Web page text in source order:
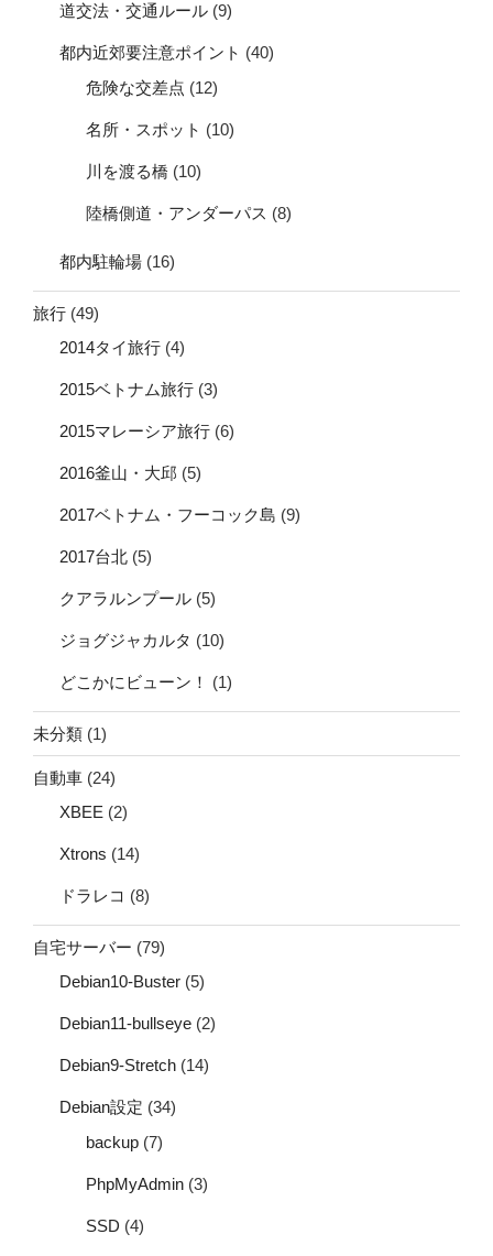
道交法・交通ルール (9)
都内近郊要注意ポイント (40)
危険な交差点 (12)
名所・スポット (10)
川を渡る橋 (10)
陸橋側道・アンダーパス (8)
都内駐輪場 (16)
旅行 (49)
2014タイ旅行 (4)
2015ベトナム旅行 (3)
2015マレーシア旅行 (6)
2016釜山・大邱 (5)
2017ベトナム・フーコック島 (9)
2017台北 (5)
クアラルンプール (5)
ジョグジャカルタ (10)
どこかにビューン！ (1)
未分類 (1)
自動車 (24)
XBEE (2)
Xtrons (14)
ドラレコ (8)
自宅サーバー (79)
Debian10-Buster (5)
Debian11-bullseye (2)
Debian9-Stretch (14)
Debian設定 (34)
backup (7)
PhpMyAdmin (3)
SSD (4)